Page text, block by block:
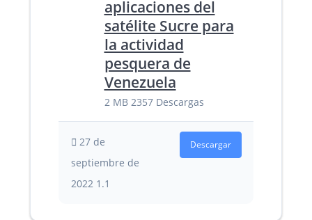
aplicaciones del
satélite Sucre para
la actividad
pesquera de
Venezuela
2 MB 2357 Descargas
27 de
septiembre de
2022 1.1
Descargar